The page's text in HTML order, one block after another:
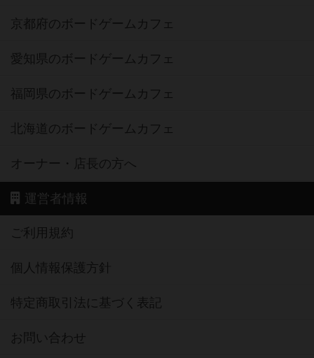
京都府のボードゲームカフェ
愛知県のボードゲームカフェ
福岡県のボードゲームカフェ
北海道のボードゲームカフェ
オーナー・店長の方へ
運営者情報
ご利用規約
個人情報保護方針
特定商取引法に基づく表記
お問い合わせ